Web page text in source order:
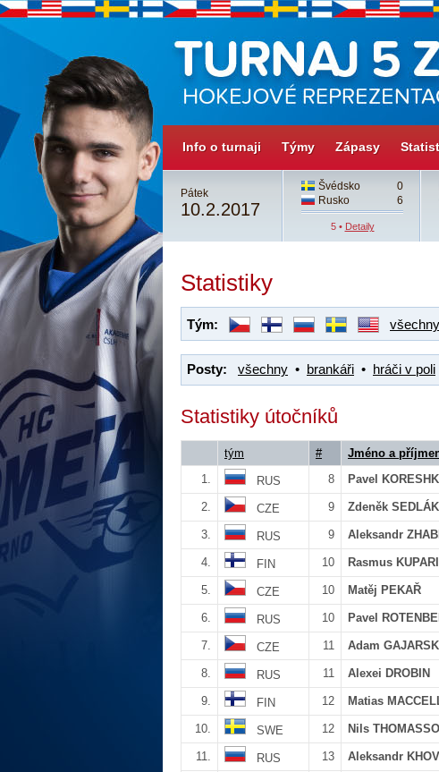
Info o turnaji Týmy Zápasy
Česko
3
Švédsko
4sn
4 •Detaily
Pátek
10.2.2017
Švédsko
0
Rusko
6
5 • Detaily
Statistiky
Tým: všechny
Posty: všechny • brankáři • hráči v poli
Statistiky útočníků
tým # Jméno a
1.
RUS 8 Pavel
2. CZE 9 Zdeněk SEDLÁK
3. RUS 9 Aleksandr
4. FIN 10 Rasmus KUPARI
5. CZE 10 Matěj PEKAŘ
6. RUS 10 Pavel
7. CZE 11 Adam
8. RUS 11 Alexei DROBIN
9. FIN 12 Matias
10. SWE 12 Nils
11. RUS 13 Aleksandr